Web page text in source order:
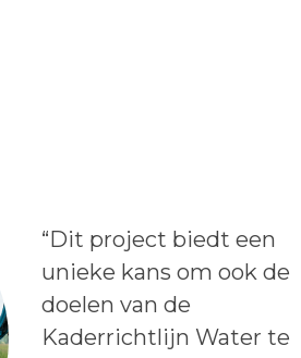
Lees het bericht:
“Dit project biedt een
unieke kans om ook de
doelen van de
Kaderrichtlijn Water te